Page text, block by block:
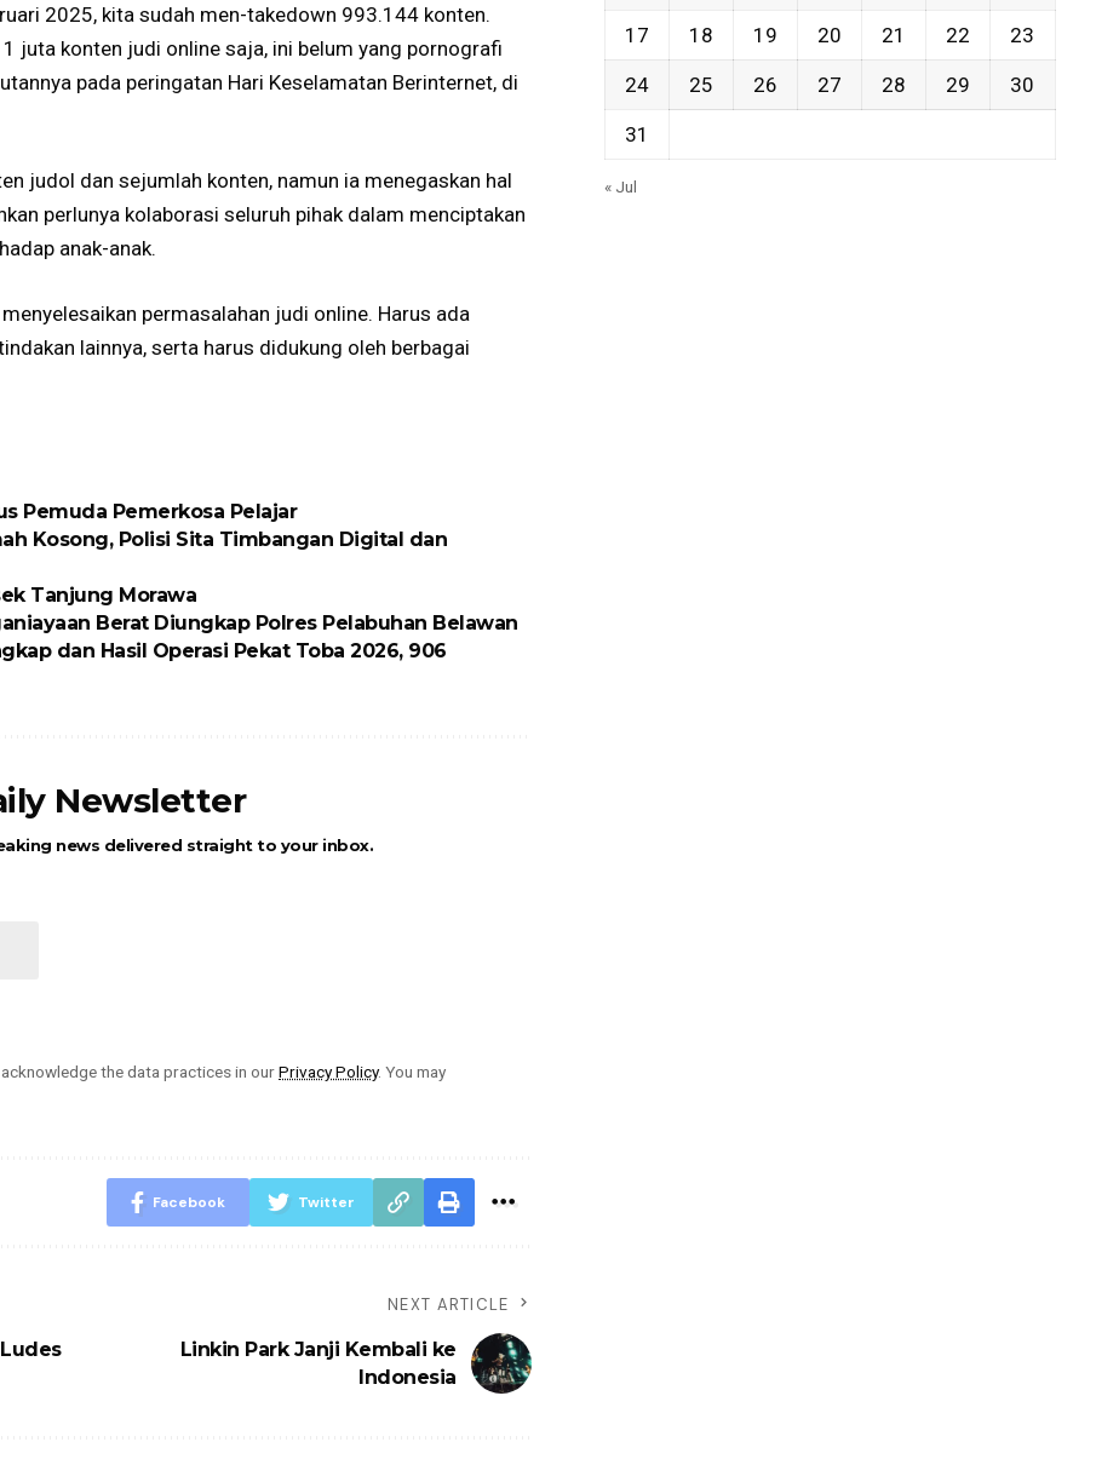
2025, kita sudah men-takedown 993.144 konten.
juta konten judi online saja, ini belum yang pornografi
pada peringatan Hari Keselamatan Berinternet, di
judol dan sejumlah konten, namun ia menegaskan hal
perlunya kolaborasi seluruh pihak dalam menciptakan
anak-anak.
permasalahan judi online. Harus ada
lainnya, serta harus didukung oleh berbagai
Pemuda Pemerkosa Pelajar
Kosong, Polisi Sita Timbangan Digital dan
Tanjung Morawa
Berat Diungkap Polres Pelabuhan Belawan
dan Hasil Operasi Pekat Toba 2026, 906
Newsletter
news delivered straight to your inbox.
acknowledge the data practices in ourPrivacy Policy. You may
Facebook Twitter
NEXT ARTICLE
Linkin Park Janji Kembali ke
Indonesia
17 18 19 20 21 22 23
24 25 26 27 28 29 30
31
« Jul